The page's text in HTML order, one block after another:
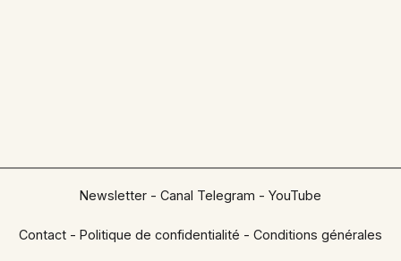
Newsletter - Canal Telegram - YouTube
Contact - Politique de confidentialité - Conditions générales